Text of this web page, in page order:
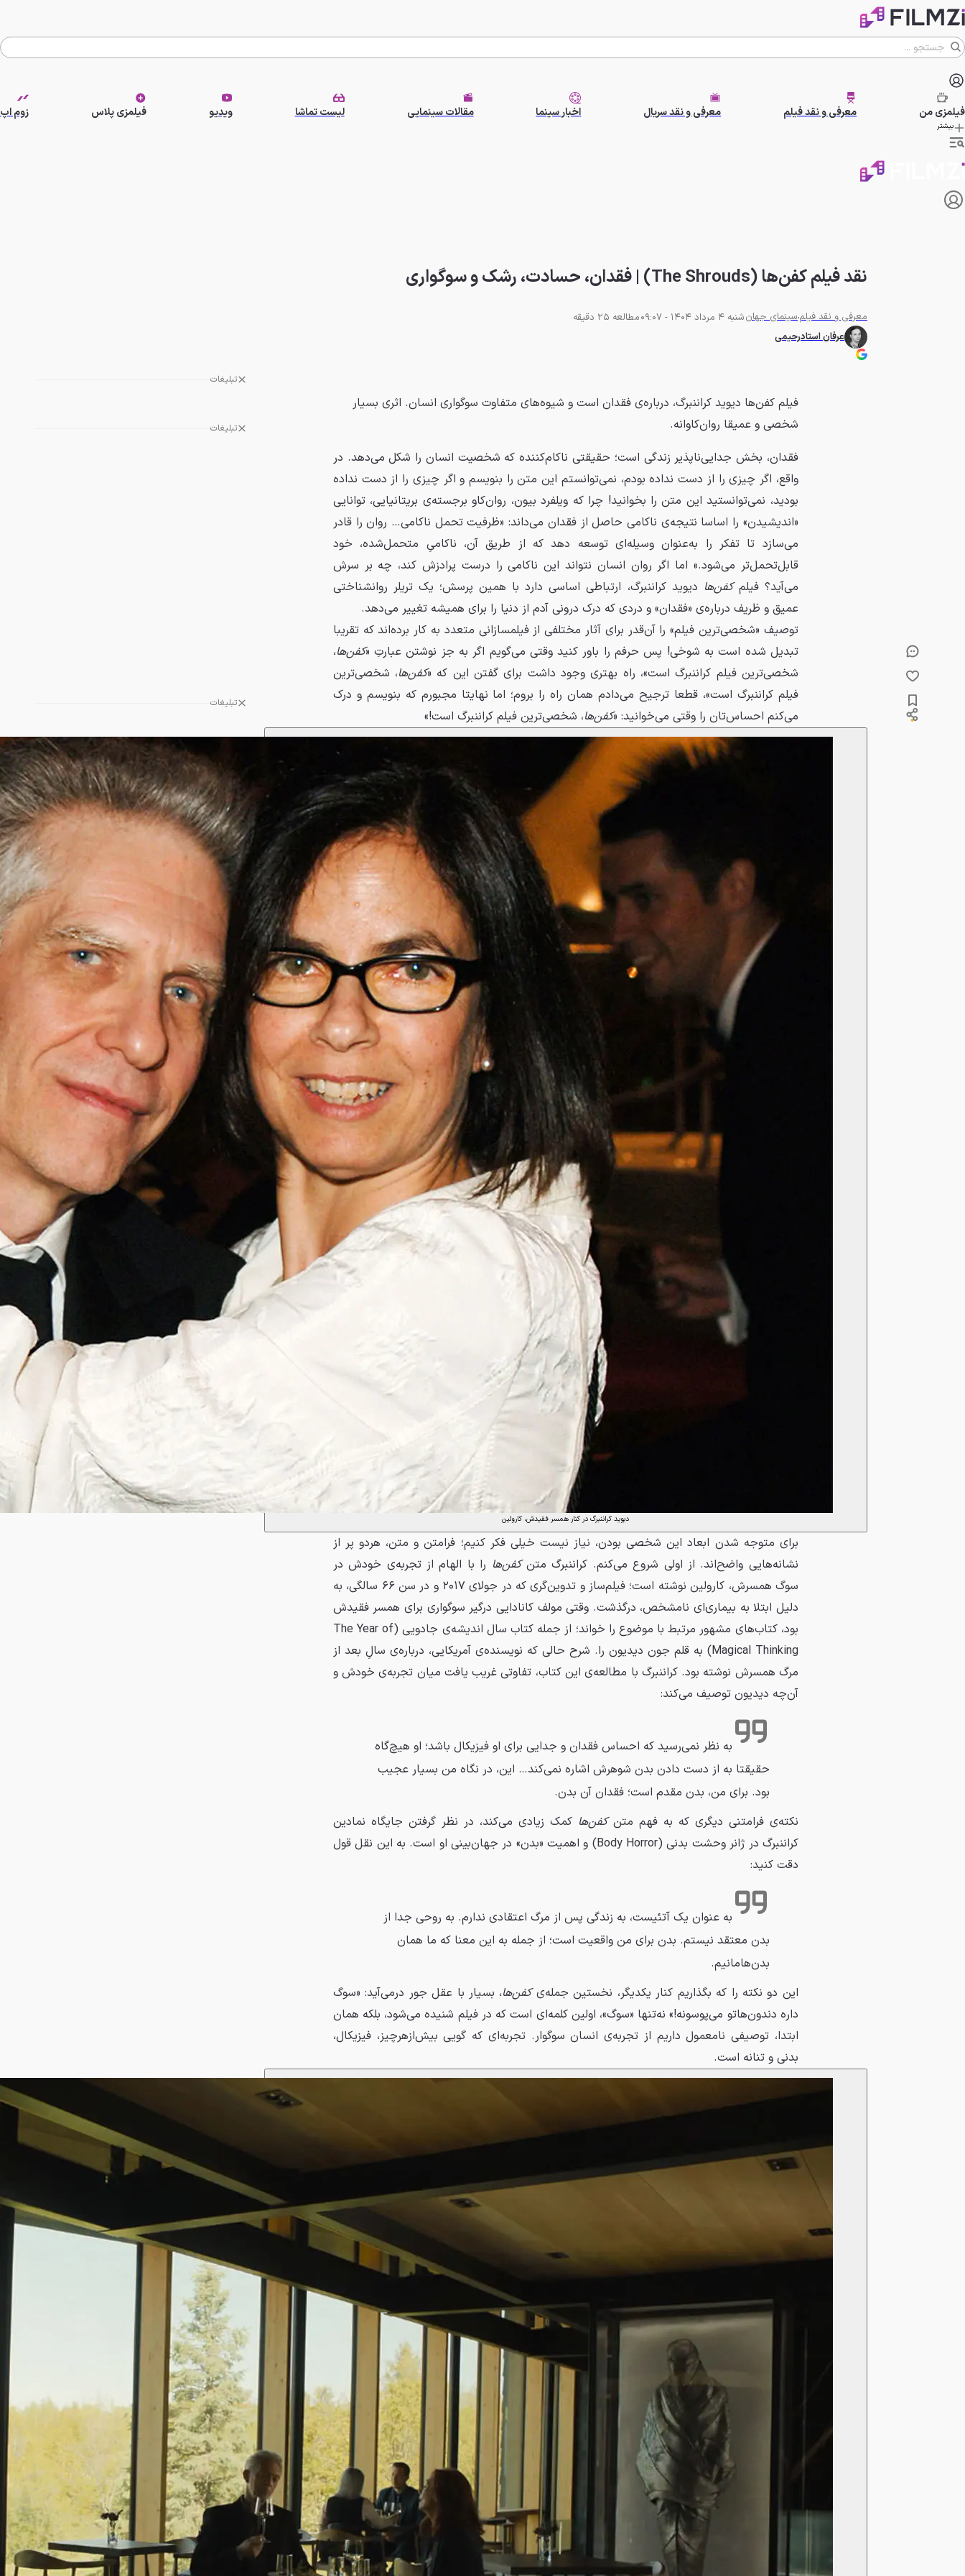
فیلمزیمن معرفی و نقد فیلم معرفی و نقد سریال اخبار سینما مقالات سینمایی لیست تماشا ویدیو فیلمزی پلاس زوم اپ
بیشتر
نقد فیلم کفن‌ها (The Shrouds) | فقدان، حسادت، رشک و سوگواری
معرفی و نقد فیلمسینمای جهانشنبه 4 مرداد 1404 - 09:07
مطالعه 25 دقیقه
عرفان استادرحیمی
تبلیغات
تبلیغات
تبلیغات
فیلم کفن‌ها دیوید کراننبرگ، درباره‌ی فقدان است و شیوه‌های متفاوت سوگواری انسان. اثری بسیار
شخصی و عمیقا روان‌کاوانه.
فقدان، بخش جدایی‌ناپذیر زندگی است؛ حقیقتی ناکام‌کننده که شخصیت انسان را شکل می‌دهد. در
واقع، اگر چیزی را از دست نداده بودم، نمی‌توانستم این متن را بنویسم و اگر چیزی را از دست نداده
بودید، نمی‌توانستید این متن را بخوانید! چرا که ویلفرد بیون، روان‌کاو برجسته‌ی بریتانیایی، توانایی
«اندیشیدن» را اساسا نتیجه‌ی ناکامی حاصل از فقدان می‌داند: «ظرفیت تحمل ناکامی… روان را قادر
می‌سازد تا تفکر را به‌عنوان وسیله‌ای توسعه دهد که از طریق آن، ناکامیِ متحمل‌شده، خود
قابل‌تحمل‌تر می‌شود.» اما اگر روان انسان نتواند این ناکامی را درست پرادزش کند، چه بر سرش
می‌آید؟ فیلمکفن‌ها دیوید کراننبرگ، ارتباطی اساسی دارد با همین پرسش؛ یک تریلر روانشناختی
عمیق و ظریف درباره‌ی «فقدان» و دردی که درک درونی آدم از دنیا را برای همیشه تغییر می‌دهد.
توصیف «شخصی‌ترین فیلم» را آن‌قدر برای آثار مختلفی از فیلمسازانی متعدد به کار برده‌اند که تقریبا
تبدیل شده است به شوخی! پس حرفم را باور کنید وقتی می‌گویم اگر به جز نوشتن عبارتِ «کفن‌ها،
شخصی‌ترین فیلم کراننبرگ است»، راه بهتری وجود داشت برای گفتن این که «کفن‌ها، شخصی‌ترین
فیلم کراننبرگ است»، قطعا ترجیح می‌دادم همان راه را بروم؛ اما نهایتا مجبورم که بنویسم و درک
می‌کنم احساس‌تان را وقتی می‌خوانید: «کفن‌ها، شخصی‌ترین فیلم کراننبرگ است!»
دیوید کراننبرگ در کنار همسر فقیدش، کارولین
برای متوجه شدن ابعاد این شخصی بودن، نیاز نیست خیلی فکر کنیم؛ فرامتن و متن، هردو پر از
نشانه‌هایی واضح‌اند. از اولی شروع می‌کنم. کراننبرگ متنکفن‌ها را با الهام از تجربه‌ی خودش در
سوگ همسرش، کارولین نوشته است؛ فیلم‌ساز و تدوین‌گری که در جولای ۲۰۱۷ و در سن ۶۶ سالگی، به
دلیل ابتلا به بیماری‌ای نامشخص، درگذشت. وقتی مولف کانادایی درگیر سوگواری برای همسر فقیدش
بود، کتاب‌های مشهور مرتبط با موضوع را خواند؛ از جمله کتاب سال اندیشه‌ی جادویی (The Year of
Magical Thinking) به قلم جون دیدیون را. شرح حالی که نویسنده‌ی آمریکایی، درباره‌ی سالِ بعد از
مرگ همسرش نوشته بود. کراننبرگ با مطالعه‌ی این کتاب، تفاوتی غریب یافت میان تجربه‌ی خودش و
آن‌چه دیدیون توصیف می‌کند:
به نظر نمی‌رسید که احساس فقدان و جدایی برای او فیزیکال باشد؛ او هیچ‌گاه
حقیقتا به از دست دادن بدن شوهرش اشاره نمی‌کند… این، در نگاه من بسیار عجیب
بود. برای من، بدن مقدم است؛ فقدان آن بدن.
نکته‌ی فرامتنی دیگری که به فهم متنکفن‌هاکمک زیادی می‌کند، در نظر گرفتن جایگاه نمادین
کراننبرگ در ژانر وحشت بدنی (Body Horror) و اهمیت «بدن» در جهان‌بینی او است. به این نقل قول
دقت کنید:
به عنوان یک آتئیست، به زندگی پس از مرگ اعتقادی ندارم. به روحی جدا از
بدن معتقد نیستم. بدن برای من واقعیت است؛ از جمله به این معنا که ما همان
بدن‌هامانیم.
این دو نکته را که بگذاریم کنار یکدیگر، نخستین جمله‌یکفن‌ها، بسیار با عقل جور درمی‌آید: «سوگ
داره دندون‌هاتو می‌پوسونه!» نه‌تنها «سوگ»، اولین کلمه‌ای است که در فیلم شنیده می‌شود، بلکه همان
ابتدا، توصیفی نامعمول داریم از تجربه‌ی انسان سوگوار. تجربه‌ای که گویی بیش‌ازهرچیز، فیزیکال،
بدنی و تنانه است.